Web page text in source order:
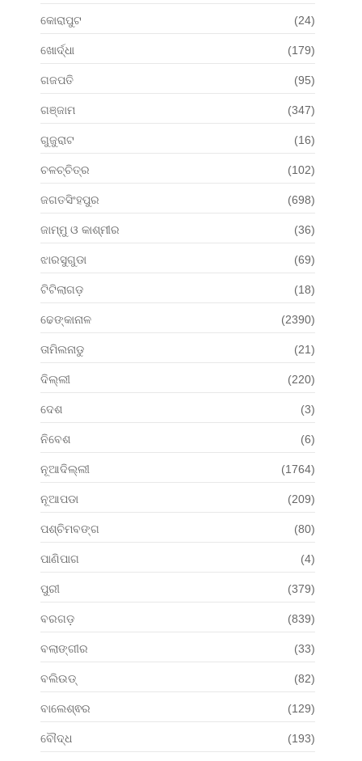
କୋରାପୁଟ (24)
ଖୋର୍ଦ୍ଧା (179)
ଗଜପତି (95)
ଗଞ୍ଜାମ (347)
ଗୁଜୁରାଟ (16)
ଚଳଚ୍ଚିତ୍ର (102)
ଜଗତସିଂହପୁର (698)
ଜାମ୍ମୁ ଓ କାଶ୍ମୀର (36)
ଝାରସୁଗୁଡା (69)
ଟିଟିଲାଗଡ଼ (18)
ଢେଙ୍କାନାଳ (2390)
ତାମିଲନାଡୁ (21)
ଦିଲ୍ଲୀ (220)
ଦେଶ (3)
ନିବେଶ (6)
ନୂଆଦିଲ୍ଲୀ (1764)
ନୂଆପଡା (209)
ପଶ୍ଚିମବଙ୍ଗ (80)
ପାଣିପାଗ (4)
ପୁରୀ (379)
ବରଗଡ଼ (839)
ବଲାଙ୍ଗୀର (33)
ବଲିଉଡ୍ (82)
ବାଲେଶ୍ଵର (129)
ବୌଦ୍ଧ (193)